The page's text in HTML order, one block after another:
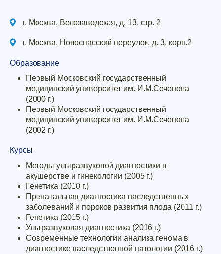
г. Москва, Велозаводская, д. 13, стр. 2
г. Москва, Новоспасский переулок, д. 3, корп.2
Образование
Первый Московский государственный
медицинский университет им. И.М.Сеченова
(2000 г.)
Первый Московский государственный
медицинский университет им. И.М.Сеченова
(2002 г.)
Курсы
Методы ультразвуковой диагностики в
акушерстве и гинекологии (2005 г.)
Генетика (2010 г.)
Пренатальная диагностика наследственных
заболеваний и пороков развития плода (2011 г.)
Генетика (2015 г.)
Ультразвуковая диагностика (2016 г.)
Современные технологии анализа генома в
диагностике наследственной патологии (2016 г.)